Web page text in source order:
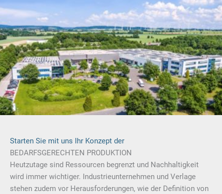
Starten Sie mit uns Ihr Konzept der
BEDARFSGERECHTEN PRODUKTION
Heutzutage sind Ressourcen begrenzt und Nachhaltigkeit
wird immer wichtiger. Industrieunternehmen und Verlage
stehen zudem vor Herausforderungen, wie der Definition von